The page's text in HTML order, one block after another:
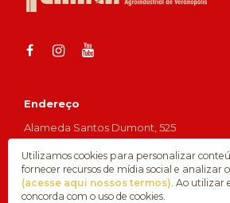
Endereço
Alameda Santos Dumont, 525
Fone: (54) 3441-8392
WhatsApp: (54) 99603-4953
contato@femaca.com.br
Utilizamos cookies para personalizar
fornecer recursos de mídia social e analizar
(acesse aqui nossos termos) . Ao utilizar
concorda com o uso de cookies.